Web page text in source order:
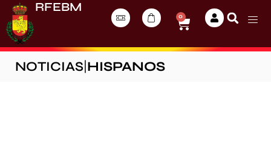
RFEBM
0
NOTICIAS HISPANOS